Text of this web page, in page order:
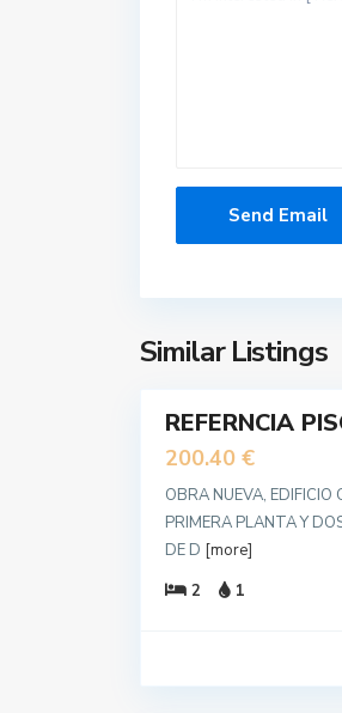
Similar Listings
3
REFERNCIA
200.40 €
OBRA NUEVA, EDIFICIO
PRIMERA PLANTA Y
DE D [more]
2
1
19